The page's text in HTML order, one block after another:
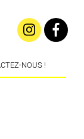
NOUS !